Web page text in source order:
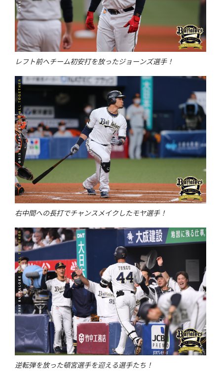
レフト前へチーム初安打を放ったジョーンズ選手！
右中間への長打でチャンスメイクしたモヤ選手！
逆転弾を放った頓宮選手を迎える選手たち！